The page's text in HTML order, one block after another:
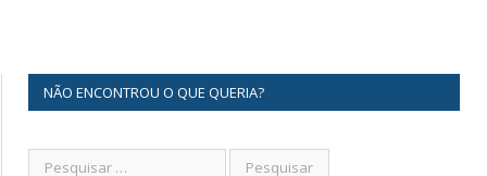
NÃO ENCONTROU O QUE QUERIA?